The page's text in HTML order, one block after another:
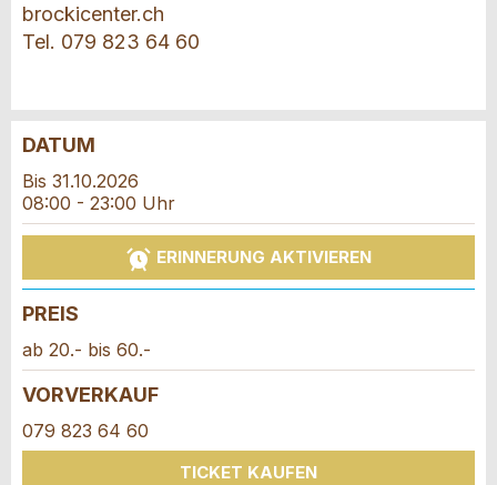
brockicenter.ch
Tel. 079 823 64 60
Anzeige beanstanden
Ihr Feedback wird sehr geschätzt!
Allgemeines Feedback
Anzeige nicht mehr gültig
Anzeige unvollständig
Anzeige weiterempfehlen
Empfehlen Sie diese Anzeige an Freunde weiter.
Reservation
Veranstaltungsdatum *:
Anzahl der Teilnehmer *:
Vorname / Nachname *:
Firma / Organisation:
DATUM
Bis 31.10.2026
08:00 - 23:00 Uhr
ERINNERUNG AKTIVIEREN
PREIS
ab 20.- bis 60.-
VORVERKAUF
079 823 64 60
TICKET KAUFEN